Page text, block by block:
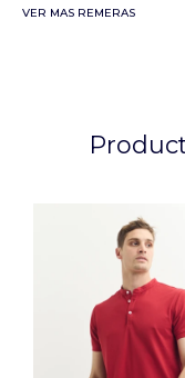
VER MAS REMERAS